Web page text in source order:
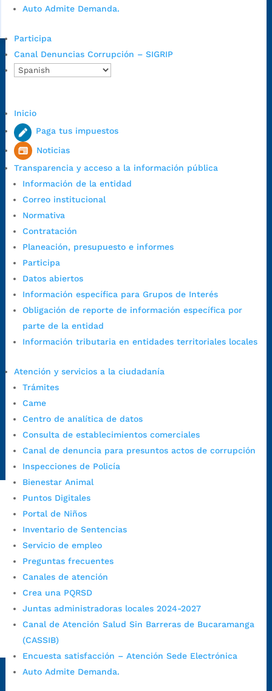
Auto Admite Demanda.
Participa
Canal Denuncias Corrupción – SIGRIP
Inicio
Paga tus impuestos
Noticias
Transparencia y acceso a la información pública
Información de la entidad
Correo institucional
Normativa
Contratación
Planeación, presupuesto e informes
Participa
Datos abiertos
Información específica para Grupos de Interés
Obligación de reporte de información específica por
parte de la entidad
Información tributaria en entidades territoriales locales
Atención y servicios a la ciudadanía
Trámites
Came
Centro de analítica de datos
Consulta de establecimientos comerciales
Canal de denuncia para presuntos actos de corrupción
Inspecciones de Policía
Bienestar Animal
Puntos Digitales
Portal de Niños
Inventario de Sentencias
Servicio de empleo
Preguntas frecuentes
Canales de atención
Crea una PQRSD
Juntas administradoras locales 2024-2027
Canal de Atención Salud Sin Barreras de Bucaramanga
(CASSIB)
Encuesta satisfacción – Atención Sede Electrónica
Auto Admite Demanda.
Calle 35 # 10-43, Bucaramanga, Santander,
Colombia.
Colombia
Código Postal:
Horario de Atención:
1:00 p.m. a 5:30 p.m. / viernes jornada continua en el horario de
7:00 a.m. a 5:00 p.m., con 30 minutos de descanso al medio día.
Horario de Atención CAME (Central):
Lunes a jueves: 7:00 a.m. a 12:00 m y de 1:00 p.m. a 5:30 p.m.
Viernes: 7:00 a.m. a 5:00 p.m. en Jornada Continua con
30 minutos de descanso al medio día.
Horario de Atención CAME (Norte):
Dirección:Carrera 12 #16N-84 del barrio Kennedy.
Horario habitual de lunes a viernes en
a.m. a 3:00 p.m.
Teléfono Conmutador:+57 (607) 633 70 00
Líneagratuita:+57 (607) 652 55 55
Correo Institucional: contactenos@bucaramanga.gov.co
judiciales: notificaciones@bucaramanga.gov.co
Canal de denuncia para presuntos actos de corrupción:
https://canaldenuncia.bucaramanga.gov.co/
Emergencia: https://emergencia.bucaramanga.gov.co/
Radique aquí su queja disciplinaria:
https://www.bucaramanga.gov.co/gobierno-ciudadanos-
1/secretarias/oficina-de-control-interno-disciplinario/
Alcaldía de Bucaramanga
@AlcaldíaBGA
Alcaldía de Bucaramanga
PrensaBucaramanga
de Tratamiento de Datos Personales